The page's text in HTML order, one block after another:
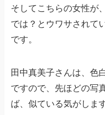
そしてこちらの女性が
では？とウワサされて
です。
田中真美子さんは、色
ですので、先ほどの写
ば、似ている気がします